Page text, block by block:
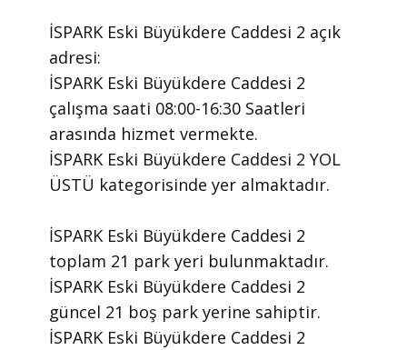
İSPARK Eski Büyükdere Caddesi 2 ​açık
adresi:
İSPARK Eski Büyükdere Caddesi 2 ​
çalışma saati 08:00-16:30 Saatleri
arasında ​hizmet vermekte.
​İSPARK Eski Büyükdere Caddesi 2 YOL
ÜSTÜ kategorisinde yer almaktadır.
İSPARK Eski Büyükdere Caddesi 2
toplam 21 park yeri bulunmaktadır.
İSPARK Eski Büyükdere Caddesi 2
güncel 21 boş park yerine sahiptir.
İSPARK Eski Büyükdere Caddesi 2